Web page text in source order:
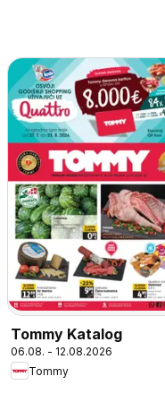
Tommy Katalog
06.08. - 12.08.2026
Tommy